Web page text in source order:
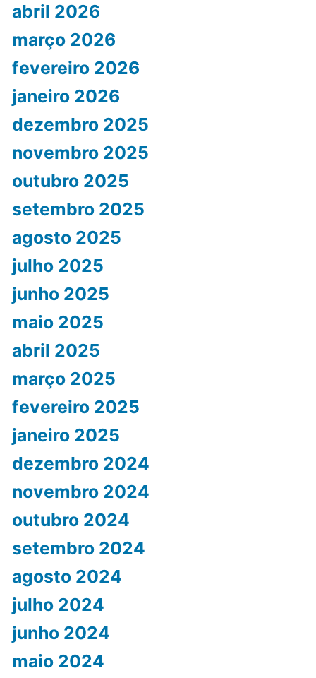
abril 2026
março 2026
fevereiro 2026
janeiro 2026
dezembro 2025
novembro 2025
outubro 2025
setembro 2025
agosto 2025
julho 2025
junho 2025
maio 2025
abril 2025
março 2025
fevereiro 2025
janeiro 2025
dezembro 2024
novembro 2024
outubro 2024
setembro 2024
agosto 2024
julho 2024
junho 2024
maio 2024